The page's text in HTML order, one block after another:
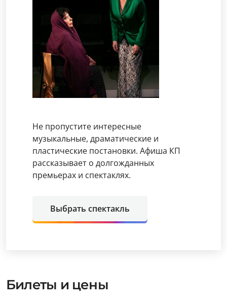
Не пропустите интересные
музыкальные, драматические и
пластические постановки. Афиша КП
рассказывает о долгожданных
премьерах и спектаклях.
Выбрать спектакль
Билеты и цены